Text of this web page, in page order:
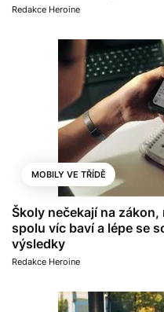
Redakce Heroine
MOBILY VE TŘÍDĚ
Školy nečekají na
spolu víc baví a lépe se
výsledky
Redakce Heroine